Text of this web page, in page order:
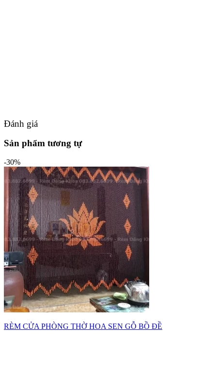
Đánh giá
Sản phẩm tương tự
-30%
RÈM CỬA PHÒNG THỜ HOA SEN GỖ BỒ ĐỀ